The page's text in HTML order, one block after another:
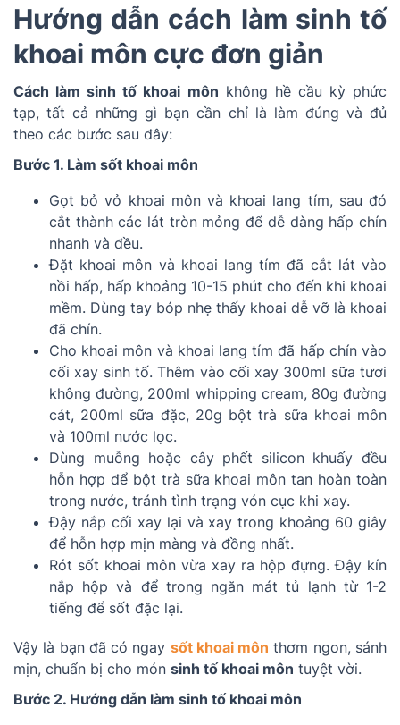
Hướng dẫn cách làm sinh tố
khoai môn cực đơn giản
Cách làm sinh tố khoai môn không hề cầu kỳ phức
tạp, tất cả những gì bạn cần chỉ là làm đúng và đủ
theo các bước sau đây:
Bước 1. Làm sốt khoai môn
Gọt bỏ vỏ khoai môn và khoai lang tím, sau đó
cắt thành các lát tròn mỏng để dễ dàng hấp chín
nhanh và đều.
Đặt khoai môn và khoai lang tím đã cắt lát vào
nồi hấp, hấp khoảng 10-15 phút cho đến khi khoai
mềm. Dùng tay bóp nhẹ thấy khoai dễ vỡ là khoai
đã chín.
Cho khoai môn và khoai lang tím đã hấp chín vào
cối xay sinh tố. Thêm vào cối xay 300ml sữa tươi
không đường, 200ml whipping cream, 80g đường
cát, 200ml sữa đặc, 20g bột trà sữa khoai môn
và 100ml nước lọc.
Dùng muỗng hoặc cây phết silicon khuấy đều
hỗn hợp để bột trà sữa khoai môn tan hoàn toàn
trong nước, tránh tình trạng vón cục khi xay.
Đậy nắp cối xay lại và xay trong khoảng 60 giây
để hỗn hợp mịn màng và đồng nhất.
Rót sốt khoai môn vừa xay ra hộp đựng. Đậy kín
nắp hộp và để trong ngăn mát tủ lạnh từ 1-2
tiếng để sốt đặc lại.
Vậy là bạn đã có ngay sốt khoai môn thơm ngon, sánh
mịn, chuẩn bị cho món sinh tố khoai môn tuyệt vời.
Bước 2. Hướng dẫn làm sinh tố khoai môn